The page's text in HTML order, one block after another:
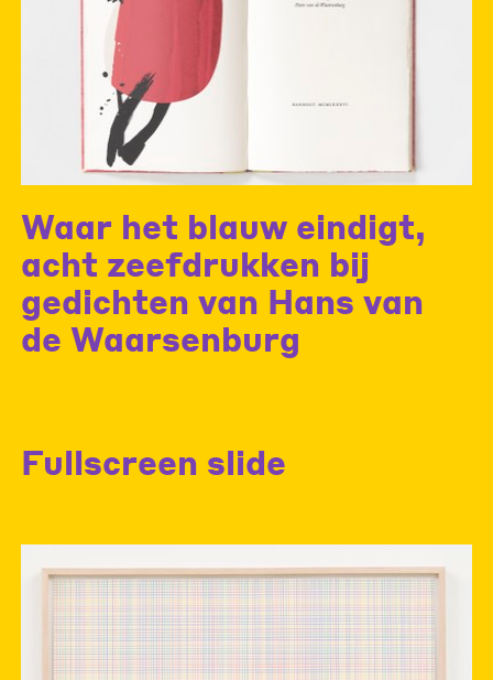
Waar het blauw eindigt,
acht zeefdrukken bij
gedichten van Hans van
de Waarsenburg
Fullscreen slide